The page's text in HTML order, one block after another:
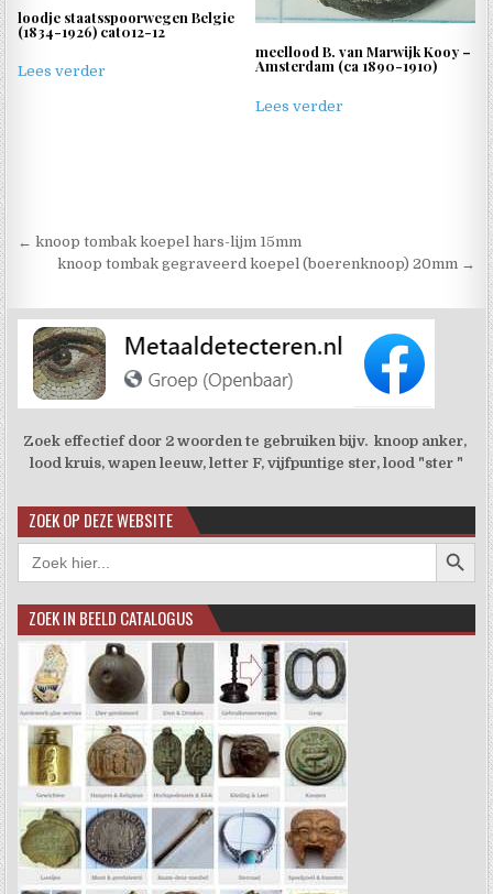
loodje staatsspoorwegen Belgie
(1834-1926) cat012-12
Lees verder
meellood B. van Marwijk Kooy –
Amsterdam (ca 1890-1910)
Lees verder
Berichtnavigatie
← knoop tombak koepel hars-lijm 15mm
knoop tombak gegraveerd koepel (boerenknoop) 20mm →
Zoek effectief door 2 woorden te gebruiken bijv. knoop anker,
lood kruis, wapen leeuw, letter F, vijfpuntige ster, lood "ster "
ZOEK OP DEZE WEBSITE
Zoek
naar:
ZOEK IN BEELD CATALOGUS